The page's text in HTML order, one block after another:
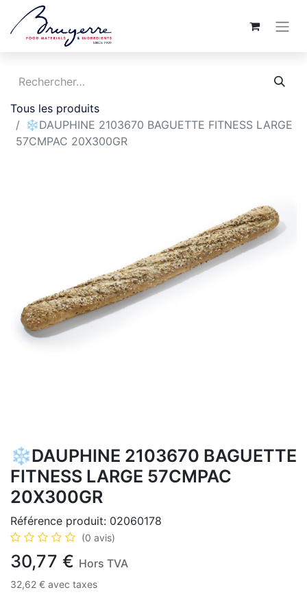
Tous les produits
❄️DAUPHINE 2103670 BAGUETTE FITNESS LARGE
57CMPAC 20X300GR
❄️DAUPHINE 2103670 BAGUETTE
FITNESS LARGE 57CMPAC
20X300GR
Référence produit: 02060178
(0 avis)
30,77 € Hors TVA
32,62 € avec taxes